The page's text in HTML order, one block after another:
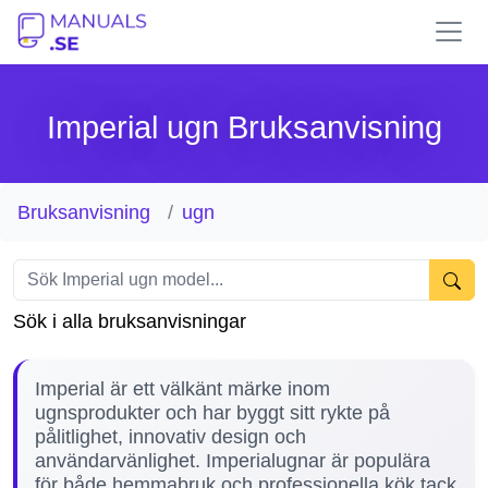
Imperial ugn Bruksanvisning
Bruksanvisning ugn
Sök i alla bruksanvisningar
Imperial är ett välkänt märke inom
ugnsprodukter och har byggt sitt rykte på
pålitlighet, innovativ design och
användarvänlighet. Imperialugnar är populära